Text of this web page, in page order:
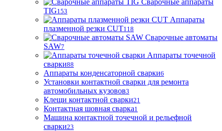
Сварочные аппараты
TIG153
Аппараты
плазменной резки CUT118
Сварочные автоматы
SAW7
Аппараты точечной
сварки88
Аппараты конденсаторной сварки6
Установки контактной сварки для ремонта
автомобильных кузовов3
Клещи контактной сварки21
Контактная шовная сварка1
Машина контактной точечной и рельефной
сварки23